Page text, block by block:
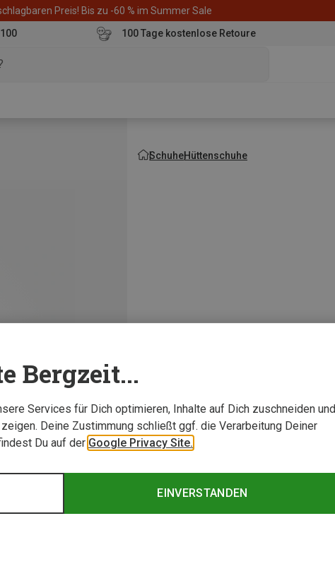
Preis! Bis zu -60 % im Summer Sale
100 Tage kostenlose Retoure
SchuheHüttenschuhe
Bergzeit...
Services für Dich optimieren, Inhalte auf Dich zuschneiden und
Deine Zustimmung schließt ggf. die Verarbeitung Deiner
Du auf der Google Privacy Site.
EINVERSTANDEN